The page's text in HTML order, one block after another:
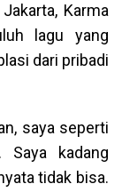
Karma
lagu yang
dari pribadi
saya seperti
Saya kadang
tidak bisa.